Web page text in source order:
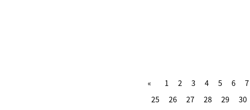
1 2 3 4 5 6 7
25
26 27 28 29 30